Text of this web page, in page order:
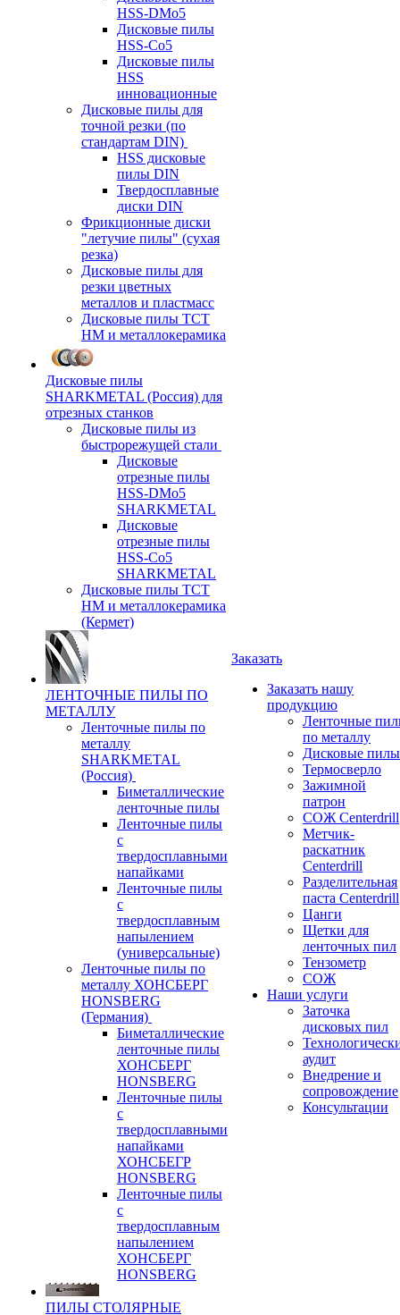
HSS-DMo5
Дисковые пилы
HSS-Co5
Дисковые пилы
HSS
инновационные
Дисковые пилы для
точной резки (по
стандартам DIN)
HSS дисковые
пилы DIN
Твердосплавные
диски DIN
Фрикционные диски
"летучие пилы" (сухая
резка)
Дисковые пилы для
резки цветных
металлов и пластмасс
Дисковые пилы ТСТ
НМ и металлокерамика
Дисковые пилы
SHARKMETAL (Россия) для
отрезных станков
Дисковые пилы из
быстрорежущей стали
Дисковые
отрезные пилы
HSS-DMo5
SHARKMETAL
Дисковые
отрезные пилы
HSS-Co5
SHARKMETAL
Дисковые пилы ТСТ
НМ и металлокерамика
(Кермет)
ЛЕНТОЧНЫЕ ПИЛЫ ПО
МЕТАЛЛУ
Ленточные пилы по
металлу
SHARKMETAL
(Россия)
Биметаллические
ленточные пилы
Ленточные пилы
с
твердосплавными
напайками
Ленточные пилы
с
твердосплавным
напылением
(универсальные)
Ленточные пилы по
металлу ХОНСБЕРГ
HONSBERG
(Германия)
Биметаллические
ленточные пилы
ХОНСБЕРГ
HONSBERG
Ленточные пилы
с
твердосплавными
напайками
ХОНСБЕГР
HONSBERG
Ленточные пилы
с
твердосплавным
напылением
ХОНСБЕРГ
HONSBERG
ПИЛЫ СТОЛЯРНЫЕ
Заказать
Заказать нашу
продукцию
Ленточные
по металлу
Дисковые пилы
Термосверло
Зажимной
патрон
СОЖ Centerdrill
Метчик-
раскатник
Centerdrill
Разделительная
паста Centerdrill
Цанги
Щетки для
ленточных пил
Тензометр
СОЖ
Наши услуги
Заточка
дисковых пил
аудит
Внедрение и
сопровождение
Консультации